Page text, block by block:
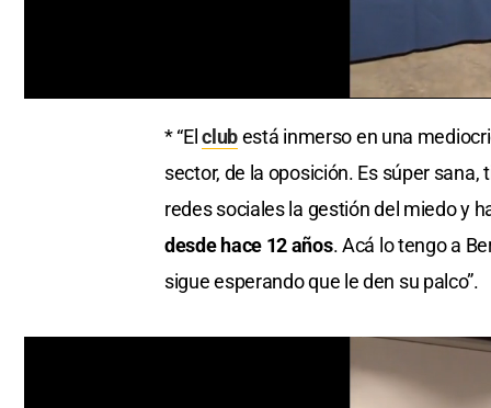
* “Elclubestá inmerso en una
sector, de la oposición. Es súper
redes sociales la gestión del miedo y
desde hace 12 años. Acá lo tengo a
sigue esperando que le den su palco”.